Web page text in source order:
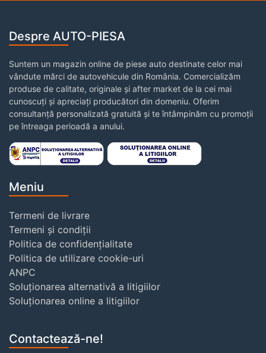
Despre AUTO-PIESA
Suntem un magazin online de piese auto destinate celor mai
vândute mărci de autovehicule din România. Comercializăm
produse de calitate, originale și after market de la cei mai
cunoscuți și apreciați producători din domeniu. Oferim
consultanță personalizată gratuită și te întâmpinăm cu promoții
pe întreaga perioadă a anului.
Meniu
Termeni de livrare
Termeni și condiții
Politica de confidențialitate
Politica de utilizare cookie-uri
ANPC
Soluționarea alternativă a litigiilor
Soluționarea online a litigiilor
Contactează-ne!